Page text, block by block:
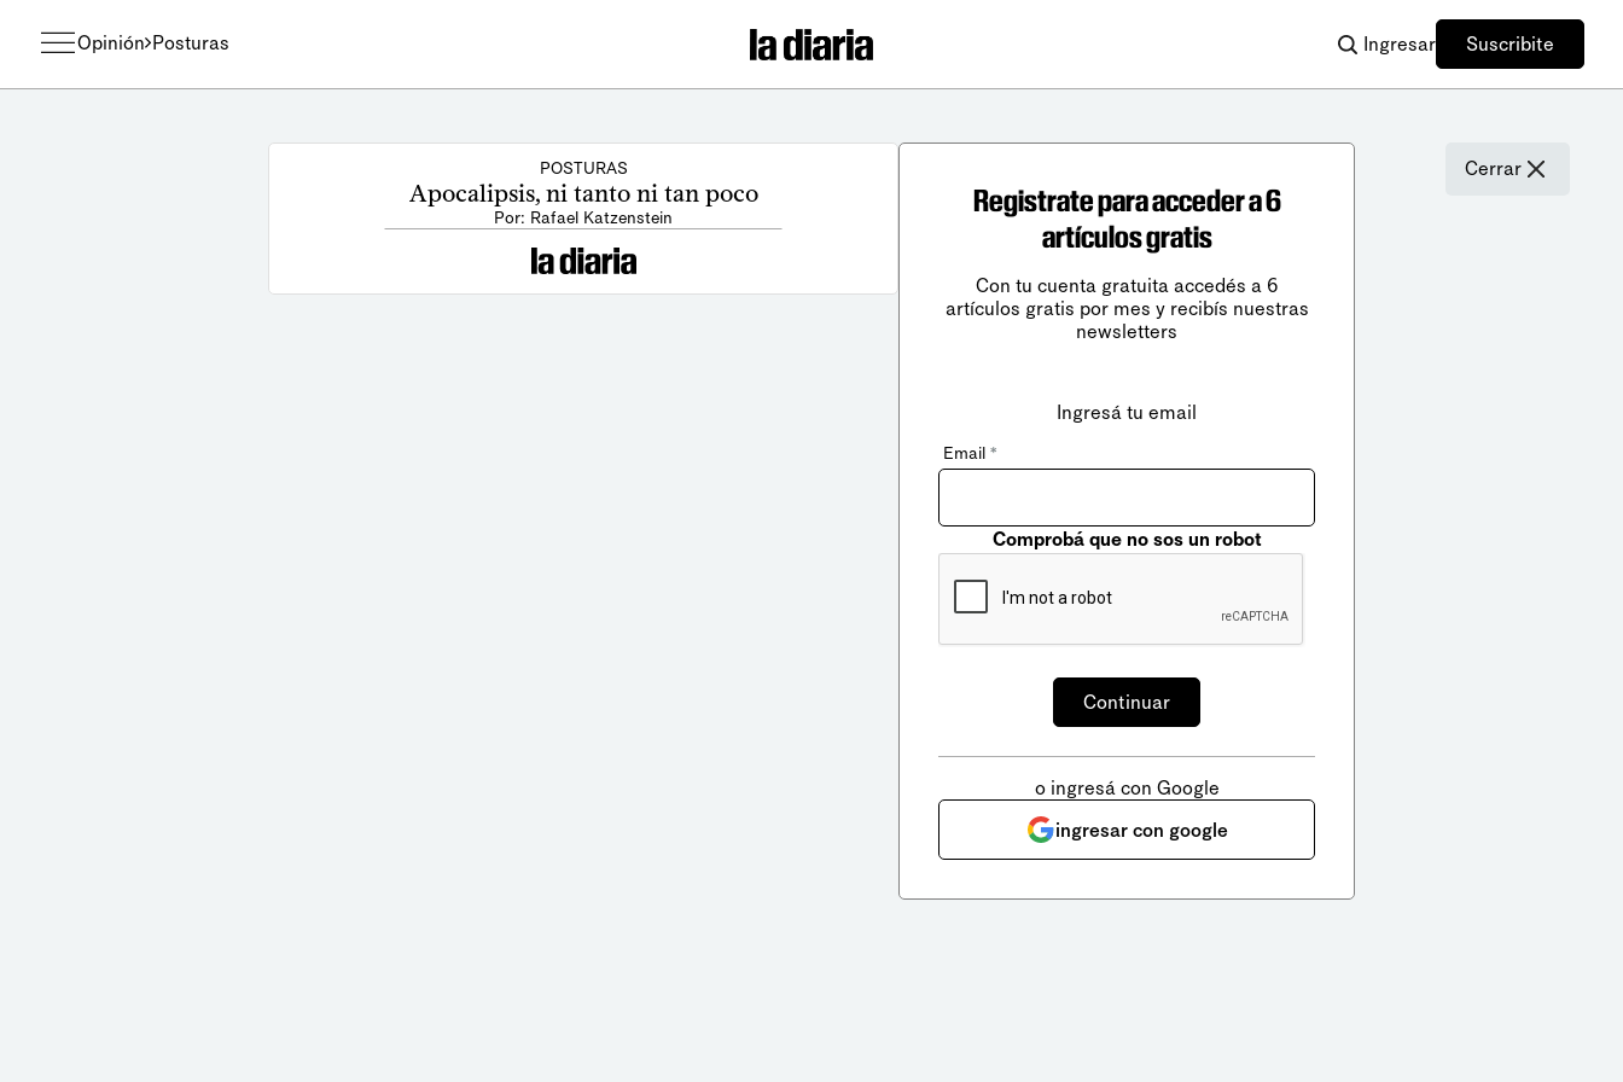
Opinión Posturas Ingresar Suscribite
POSTURAS
Apocalipsis, ni tanto ni tan poco
Por: Rafael Katzenstein
Cerrar
Registrate para acceder a 6
artículos gratis
Con tu cuenta gratuita accedés a 6
artículos gratis por mes y recibís nuestras
newsletters
Ingresá tu email
Email *
Comprobá que no sos un robot
o ingresá con Google
ingresar con google